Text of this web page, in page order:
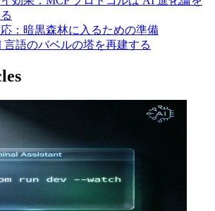
：暗黒森林に入るための準備
言語のバベルの塔を再建する